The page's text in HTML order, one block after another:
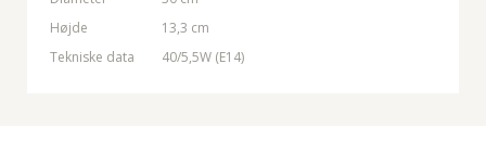
Højde
13,3 cm
Tekniske data
40/5,5W (E14)